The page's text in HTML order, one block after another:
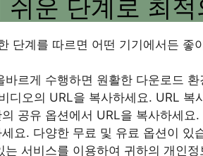
쉬운 단계로 최
단계를 따르면 어떤 기기에서든
바르게 수행하면 원활한 다운로드
디오의 URL을 복사하세요. URL 복
공유 옵션에서 URL을 복사하세
세요. 다양한 무료 및 유료 옵션이 있
는 서비스를 이용하여 귀하의 개인